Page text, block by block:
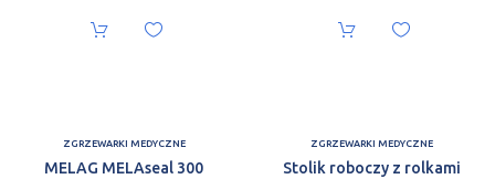
ZGRZEWARKI MEDYCZNE
MELAG MELAseal 300
ZGRZEWARKI MEDYCZNE
Stolik roboczy z rolkami